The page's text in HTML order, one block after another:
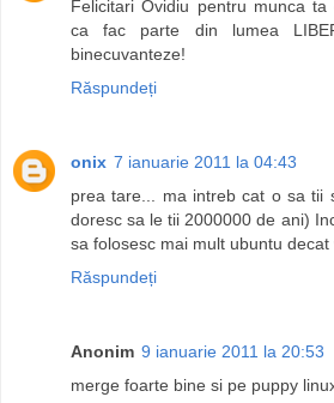
Felicitari Ovidiu pentru munca
ca fac parte din lumea
binecuvanteze!
Răspundeți
onix 7 ianuarie 2011 la 04:43
prea tare... ma intreb cat o sa tii
doresc sa le tii 2000000 de ani)
sa folosesc mai mult ubuntu decat
Răspundeți
Anonim 9 ianuarie 2011 la 20:53
merge foarte bine si pe puppy